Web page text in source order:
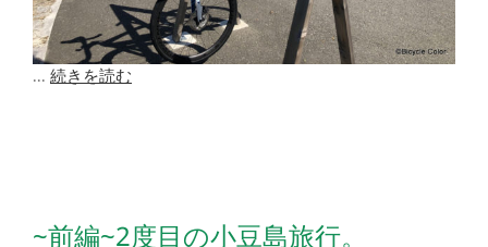
... 続きを読む
~前編~2度目の小豆島旅行。